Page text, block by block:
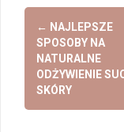
Post
navigation
← NAJLEPSZE
SPOSOBY NA
NATURALNE
ODŻYWIENIE
SKÓRY